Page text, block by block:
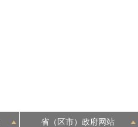
省（区市）政府网站